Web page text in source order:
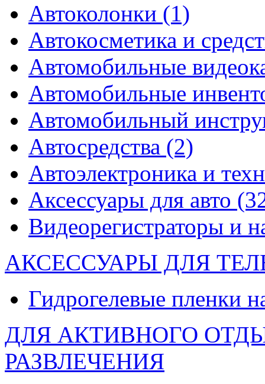
Автоколонки (1)
Автокосметика и
Автомобильные
Автомобильные
Автомобильный
Автосредства (2)
Автоэлектроника и
Аксессуары для авто
Видеорегистраторы и
АКСЕССУАРЫ ДЛЯ
Гидрогелевые пленки
ДЛЯ АКТИВНОГО
РАЗВЛЕЧЕНИЯ